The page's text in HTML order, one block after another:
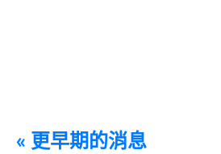
« 更早期的消息